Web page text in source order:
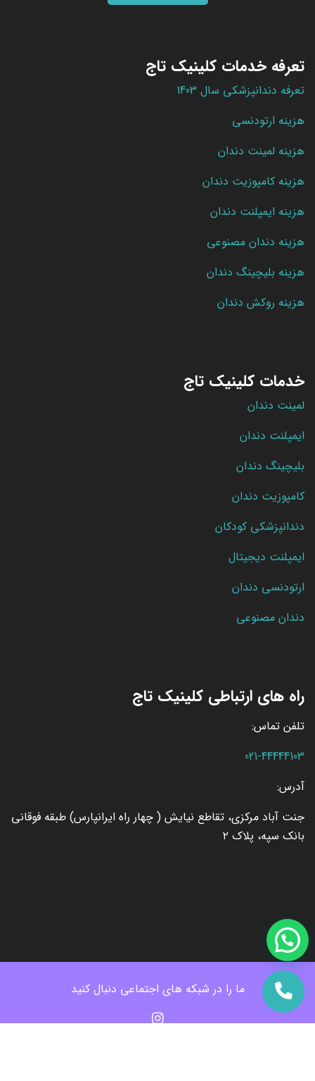
تعرفه خدمات کلینیک تاج
تعرفه دندانپزشکی سال 1403
هزینه ارتودنسی
هزینه لمینت دندان
هزینه کامپوزیت دندان
هزینه ایمپلنت دندان
هزینه دندان مصنوعی
هزینه بلیچینگ دندان
هزینه روکش دندان
خدمات کلینیک تاج
لمینت دندان
ایمپلنت دندان
بلیچینگ دندان
کامپوزیت دندان
دندانپزشکی کودکان
ایمپلنت دیجیتال
ارتودنسی دندان
دندان مصنوعی
راه های ارتباطی کلینیک تاج
تلفن تماس:
021-44444103
آدرس:
جنت آباد مرکزی، تقاطع نیایش ( چهار راه ایرانپارس) طبقه فوقانی
بانک سپه، پلاک ۲
ما را در شبکه های اجتماعی دنبال کنید